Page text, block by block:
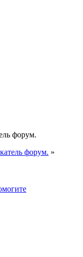
форум. »